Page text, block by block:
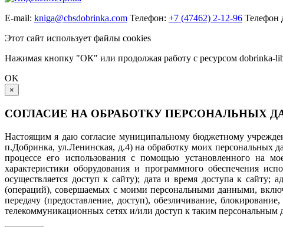
E-mail: kniga@cbsdobrinka.com Телефон: +7 (47462) 2-12-96 Телефон
Этот сайт использует файлы cookies
Нажимая кнопку "ОК" или продолжая работу с ресурсом dobrinka-
OK
×
СОГЛАСИЕ НА ОБРАБОТКУ ПЕРСОНАЛЬНЫХ
Настоящим я даю согласие муниципальному бюджетному
п.Добринка, ул.Ленинская, д.4) на обработку моих персональных
процессе его использования с помощью установленного на
характеристики оборудования и программного обеспечения
осуществляется доступ к сайту); дата и время доступа к
(операций), совершаемых с моими персональными данными,
передачу (предоставление, доступ), обезличивание,
телекоммуникационных сетях и/или доступ к таким персональным